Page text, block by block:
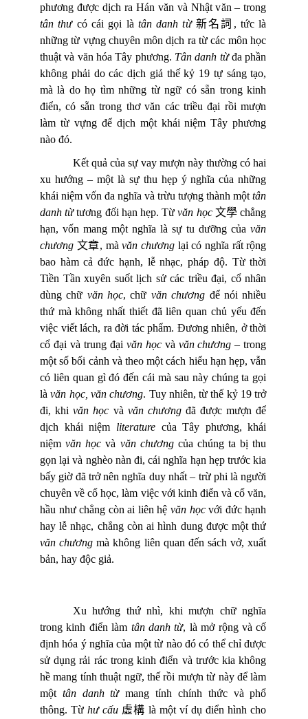
phương được dịch ra Hán văn và Nhật văn – trong
tân thưcó cái gọi là tân danh từ 新名詞 , tức là
những từ vựng chuyên môn dịch ra từ các môn học
thuật và văn hóa Tây phương. Tân danh từđa phần
không phải do các dịch giả thế kỷ 19 tự sáng tạo,
mà là do họ tìm những từ ngữ có sẵn trong kinh
điển, có sẵn trong thơ văn các triều đại rồi mượn
làm từ vựng để dịch một khái niệm Tây phương
nào đó.
Kết quả của sự vay mượn này thường có hai
xu hướng – một là sự thu hẹp ý nghĩa của những
khái niệm vốn đa nghĩa và trừu tượng thành mộttân
danh từtương đối hạn hẹp. Từvăn học 文學 chẳng
hạn, vốn mang một nghĩa là sự tu dưỡng củavăn
chương 文章, màvăn chương lại có nghĩa rất rộng
bao hàm cả đức hạnh, lễ nhạc, pháp độ. Từ thời
Tiền Tần xuyên suốt lịch sử các triều đại, cổ nhân
dùng chữ văn học, chữ văn chương để nói nhiều
thứ mà không nhất thiết đã liên quan chủ yếu đến
việc viết lách, ra đời tác phẩm. Đương nhiên, ở thời
cổ đại và trung đại văn họcvà văn chương – trong
một số bối cảnh và theo một cách hiểu hạn hẹp, vẫn
có liên quan gì đó đến cái mà sau này chúng ta gọi
làvăn học, văn chương. Tuy nhiên, từ thế kỷ 19 trở
đi, khivăn học và văn chương đã được mượn để
dịch khái niệm literature của Tây phương, khái
niệmvăn học và văn chươngcủa chúng ta bị thu
gọn lại và nghèo nàn đi, cái nghĩa hạn hẹp trước kia
bấy giờ đã trở nên nghĩa duy nhất – trừ phi là người
chuyên về cổ học, làm việc với kinh điển và cổ văn,
hầu như chẳng còn ai liên hệvăn họcvới đức hạnh
hay lễ nhạc, chẳng còn ai hình dung được một thứ
văn chương mà không liên quan đến sách vở, xuất
bản, hay độc giả.
Xu hướng thứ nhì, khi mượn chữ nghĩa
trong kinh điển làm tân danh từ, là mở rộng và cố
định hóa ý nghĩa của một từ nào đó có thể chỉ được
sử dụng rải rác trong kinh điển và trước kia không
hề mang tính thuật ngữ, thế rồi mượn từ này để làm
một tân danh từmang tính chính thức và phổ
thông. Từhư cấu 虛構 là một ví dụ điển hình cho